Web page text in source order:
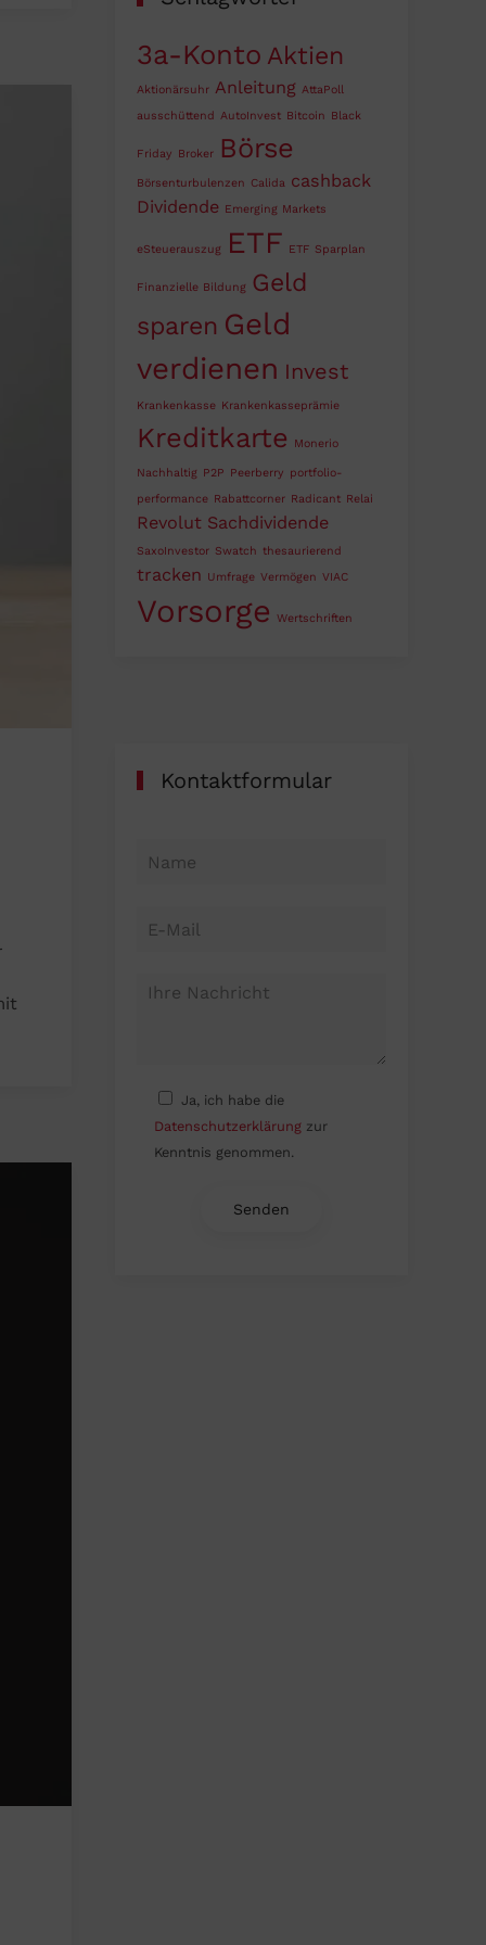
3a-Konto Aktien
Aktionärsuhr Anleitung AttaPoll
ausschüttend AutoInvest Bitcoin Black
Friday Broker Börse
Börsenturbulenzen Calida cashback
Dividende Emerging Markets
eSteuerauszug ETF ETF Sparplan
Finanzielle Bildung Geld
sparen Geld
verdienen Invest
Krankenkasse Krankenkasseprämie
Kreditkarte Monerio
Nachhaltig P2P Peerberry portfolio-
performance Rabattcorner Radicant Relai
Revolut Sachdividende
SaxoInvestor Swatch thesaurierend
tracken Umfrage Vermögen VIAC
Vorsorge Wertschriften
Kontaktformular
Ja, ich habe die
Datenschutzerklärung zur
Kenntnis genommen.